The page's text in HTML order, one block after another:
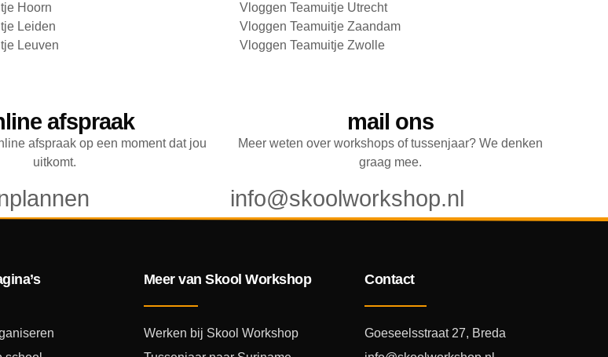
Hoorn
Leiden
Leuven
Vloggen Teamuitje Utrecht
Vloggen Teamuitje Zaandam
Vloggen Teamuitje Zwolle
afspraak
afspraak op een moment dat jou
uitkomt.
mail ons
Meer weten over workshops of tussenjaar? We denken
graag mee.
info@skoolworkshop.nl
Meer van Skool Workshop
Werken bij Skool Workshop
Contact
Goeseelsstraat 27, Breda